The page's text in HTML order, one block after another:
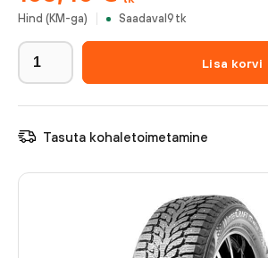
Hind (KM-ga) Saadaval 9 tk
Lisa korvi
Tasuta kohaletoimetamine